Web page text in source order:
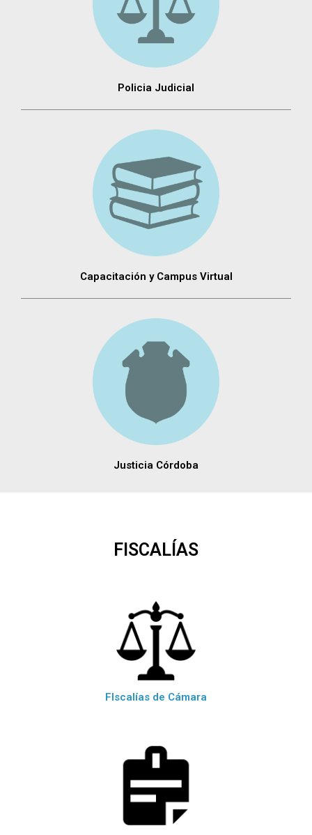
Policia Judicial
Capacitación y Campus Virtual
Justicia Córdoba
FISCALÍAS
FIscalías de Cámara